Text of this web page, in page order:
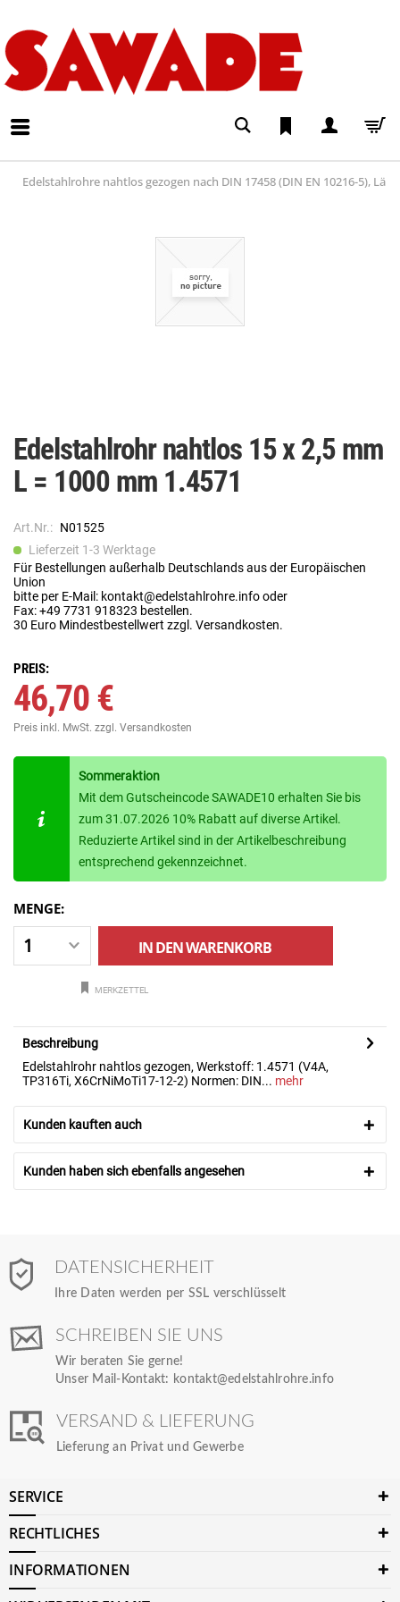
Edelstahlrohre nahtlos gezogen nach DIN 17458 (DIN EN 10216-5),
Edelstahlrohr nahtlos 15 x 2,5 mm
L = 1000 mm 1.4571
Art.Nr.: N01525
Lieferzeit 1-3 Werktage
Für Bestellungen außerhalb Deutschlands aus der Europäischen
Union
bitte per E-Mail: kontakt@edelstahlrohre.info oder
Fax: +49 7731 918323 bestellen.
30 Euro Mindestbestellwert zzgl. Versandkosten.
PREIS:
46,70 €
Preis inkl. MwSt. zzgl. Versandkosten
Sommeraktion
Mit dem Gutscheincode SAWADE10 erhalten Sie bis
zum 31.07.2026 10% Rabatt auf diverse Artikel.
Reduzierte Artikel sind in der Artikelbeschreibung
entsprechend gekennzeichnet.
MENGE:
IN DENWARENKORB
MERKZETTEL
Beschreibung
Edelstahlrohr nahtlos gezogen, Werkstoff: 1.4571 (V4A,
TP316Ti, X6CrNiMoTi17-12-2) Normen: DIN... mehr
Kunden kauften auch
Kunden haben sich ebenfalls angesehen
DATENSICHERHEIT
Ihre Daten werden per SSL verschlüsselt
SCHREIBEN SIE UNS
Wir beraten Sie gerne!
Unser Mail-Kontakt: kontakt@edelstahlrohre.info
VERSAND & LIEFERUNG
Lieferung an Privat und Gewerbe
SERVICE
RECHTLICHES
INFORMATIONEN